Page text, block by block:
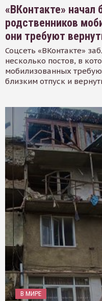
«ВКонтакте» начал
родственников
они требуют
Соцсеть «ВКонтакте»
несколько постов, в
мобилизованных
близким отпуск и
В МИРЕ